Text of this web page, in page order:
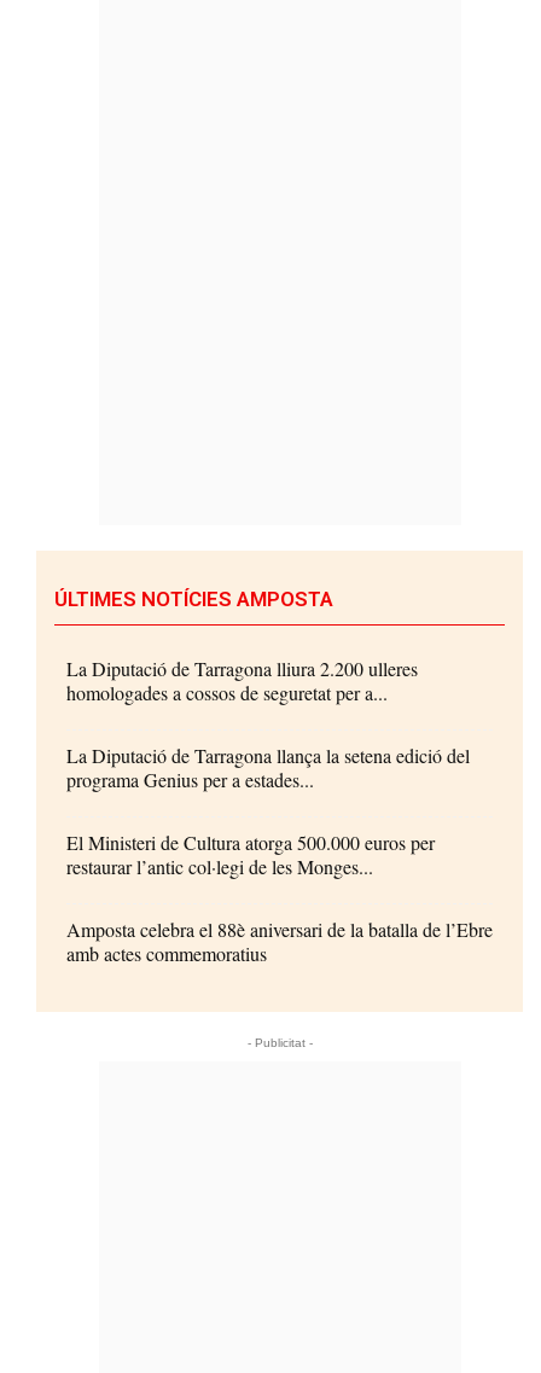
ÚLTIMES NOTÍCIES AMPOSTA
La Diputació de Tarragona lliura 2.200 ulleres
homologades a cossos de seguretat per a...
La Diputació de Tarragona llança la setena edició del
programa Genius per a estades...
El Ministeri de Cultura atorga 500.000 euros per
restaurar l’antic col·legi de les Monges...
Amposta celebra el 88è aniversari de la batalla de l’Ebre
amb actes commemoratius
- Publicitat -